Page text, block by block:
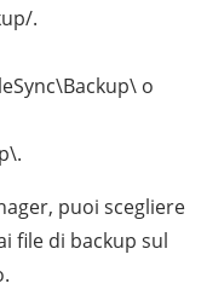
.
o
puoi scegliere
file di backup sul